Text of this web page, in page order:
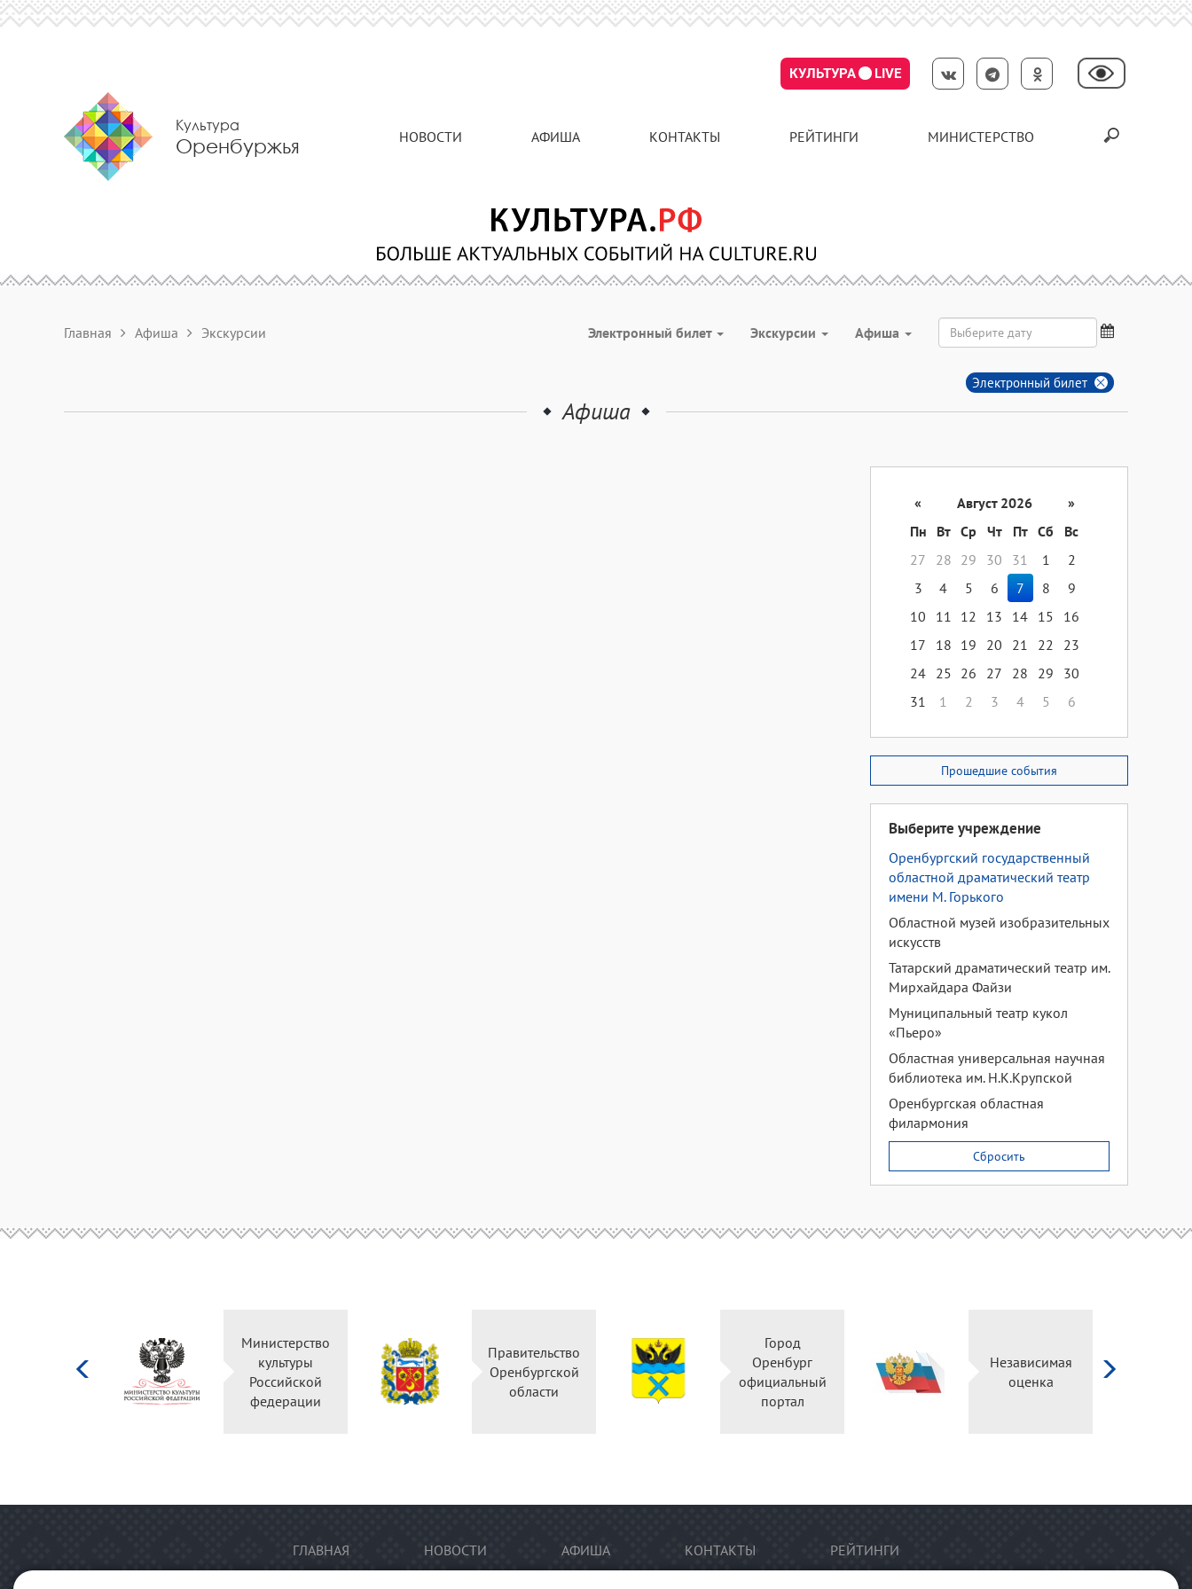
КУЛЬТУРА LIVE
Культура
Оренбуржья НОВОСТИ АФИША КОНТАКТЫ РЕЙТИНГИ МИНИСТЕРСТВО
Главная Афиша Экскурсии Электронный билет Экскурсии Aфиша
Электронный билет
Афиша
« Август 2026
»
Пн
Вт Ср Чт Пт Сб
Вс
27
28 29 30 31 1
2
3
4 5 6 7 8
9
10
11 12 13 14 15
16
17
18 19 20 21 22
23
24 25 26 27 28 29
30
31
1 2 3 4 5 6
Прошедшие события
Выберите учреждение
Оренбургский государственный
областной драматический театр
имени М. Горького
Областной музей изобразительных
искусств
Татарский драматический театр им.
Мирхайдара Файзи
Муниципальный театр кукол
«Пьеро»
Областная универсальная научная
библиотека им. Н.К.Крупской
Оренбургская областная
филармония
Сбросить
Министерство
культуры
Российской
федерации
Правительство
Оренбургской
области
Город
Оренбург
официальный
портал
Независимая
оценка
ГЛАВНАЯ НОВОСТИ АФИША КОНТАКТЫ РЕЙТИНГИ